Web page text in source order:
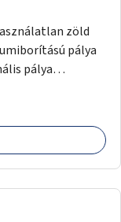
zöld
pálya
pálya